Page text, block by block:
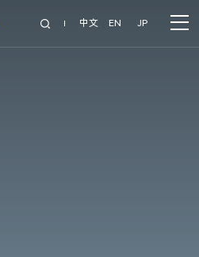
中文 EN JP